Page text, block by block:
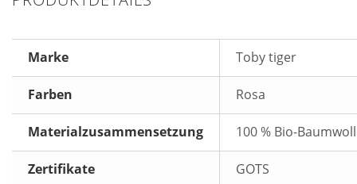
Marke Toby tiger
Farben Rosa
Materialzusammensetzung 100 % Bio-
Zertifikate GOTS